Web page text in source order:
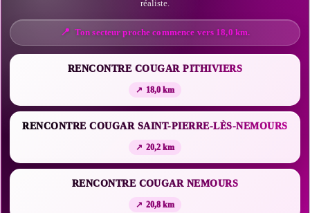
réaliste.
Ton secteur proche commence vers 18,0 km.
RENCONTRE COUGAR PITHIVIERS
18,0 km
RENCONTRE COUGAR SAINT-PIERRE-LÈS-NEMOURS
20,2 km
RENCONTRE COUGAR NEMOURS
20,8 km